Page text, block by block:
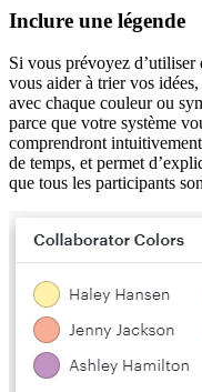
Inclure une légende
Si vous prévoyez d’utiliser
vous aider à trier vos
avec chaque couleur ou
parce que votre système
comprendront
de temps, et permet
que tous les participants